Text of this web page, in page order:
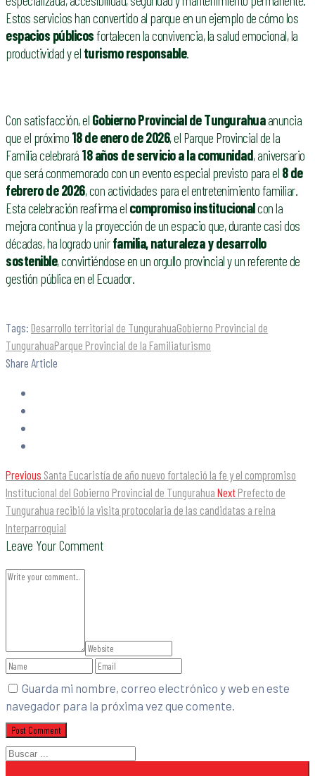
Estos servicios han convertido al parque en un ejemplo de cómo los
espacios públicosfortalecen la convivencia, la salud emocional, la
productividad y el turismo responsable.
Con satisfacción, el Gobierno Provincial de Tungurahuaanuncia
que el próximo 18 de enero de 2026, el Parque Provincial de la
Familia celebrará 18 años de servicio a la comunidad, aniversario
que será conmemorado con un evento especial previsto para el 8 de
febrero de 2026, con actividades para el entretenimiento familiar.
Esta celebración reafirma el compromiso institucionalcon la
mejora continua y la proyección de un espacio que, durante casi dos
décadas, ha logrado unirfamilia, naturaleza y desarrollo
sostenible, convirtiéndose en un orgullo provincial y un referente de
gestión pública en el Ecuador.
Tags: Desarrollo territorial de TungurahuaGobierno Provincial de
TungurahuaParque Provincial de la Familiaturismo
Share Article
Previous Santa Eucaristía de año nuevo fortaleció la fe y el compromiso
Institucional del Gobierno Provincial de Tungurahua Next Prefecto de
Tungurahua recibió la visita protocolaria de las candidatas a reina
Interparroquial
Leave Your Comment
Guarda mi nombre, correo electrónico y web en este
navegador para la próxima vez que comente.